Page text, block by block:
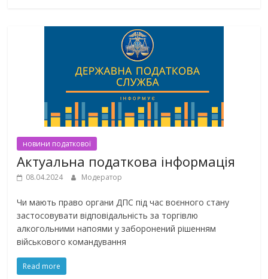
новини податкової
Актуальна податкова інформація
08.04.2024 Модератор
Чи мають право органи ДПС під час воєнного стану
застосовувати відповідальність за торгівлю
алкогольними напоями у заборонений рішенням
військового командування
Read more